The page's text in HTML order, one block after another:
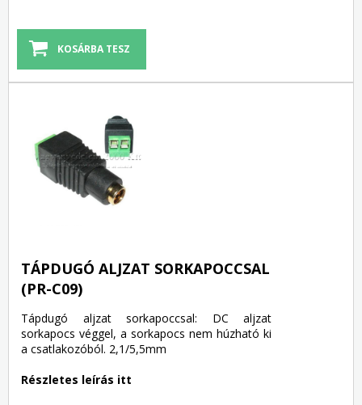
TÁPDUGÓ ALJZAT SORKAPOCCSAL
(PR-C09)
Tápdugó aljzat sorkapoccsal: DC aljzat
sorkapocs véggel, a sorkapocs nem húzható ki
a csatlakozóból. 2,1/5,5mm
Részletes leírás itt